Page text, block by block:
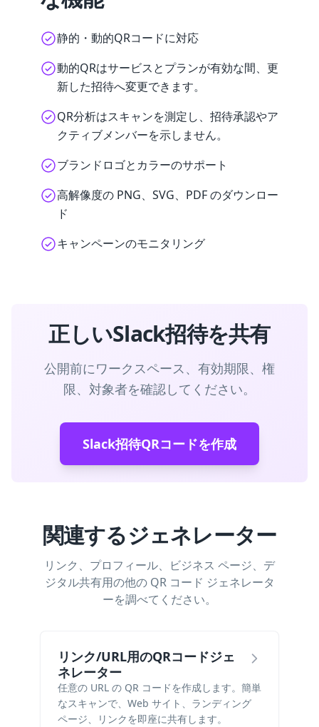
静的・動的QRコードに対応
動的QRはサービスとプランが有効な間、更
新した招待へ変更できます。
QR分析はスキャンを測定し、招待承認やア
クティブメンバーを示しません。
ブランドロゴとカラーのサポート
高解像度の PNG、SVG、PDF のダウンロー
ド
キャンペーンのモニタリング
正しいSlack招待を共有
公開前にワークスペース、有効期限、権
限、対象者を確認してください。
Slack招待QRコードを作成
関連するジェネレーター
リンク、プロフィール、ビジネス ページ、デ
ジタル共有用の他の QR コード ジェネレータ
ーを調べてください。
リンク/URL用のQRコードジェ
ネレーター
任意の URL の QR コードを作成します。簡単
なスキャンで、Web サイト、ランディング
ページ、リンクを即座に共有します。